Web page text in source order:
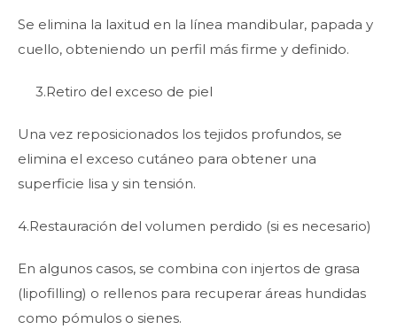
Se elimina la laxitud en la línea mandibular, papada y
cuello, obteniendo un perfil más firme y definido.
3.Retiro del exceso de piel
Una vez reposicionados los tejidos profundos, se
elimina el exceso cutáneo para obtener una
superficie lisa y sin tensión.
4.Restauración del volumen perdido (si es necesario)
En algunos casos, se combina con injertos de grasa
(lipofilling) o rellenos para recuperar áreas hundidas
como pómulos o sienes.